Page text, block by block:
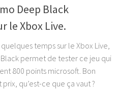
Deep Black
le Xbox Live.
temps sur le Xbox Live,
permet de tester ce jeu qui
800 points microsoft. Bon
qu’est-ce que ça vaut ?